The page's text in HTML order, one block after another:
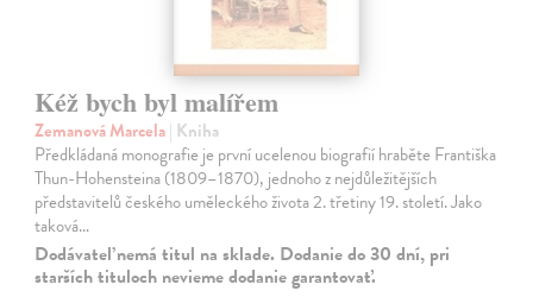
Kéž bych byl malířem
Zemanová Marcela| Kniha
Předkládaná monografie je první ucelenou biografií hraběte Františka
Thun-Hohensteina (1809–1870), jednoho z nejdůležitějších
představitelů českého uměleckého života 2. třetiny 19. století. Jako
taková…
Dodávateľ nemá titul na sklade. Dodanie do 30 dní, pri
starších tituloch nevieme dodanie garantovať.